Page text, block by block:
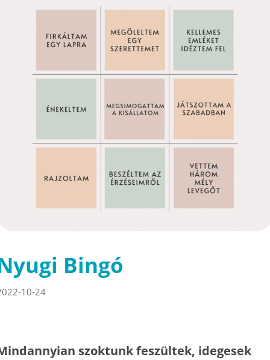
Bingó
10-24
szoktunk feszültek, idegesek